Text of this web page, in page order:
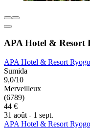
APA Hotel & Resort
APA Hotel & Resort
Sumida
9,0/10
Merveilleux
(6789)
44 €
31 août - 1 sept.
APA Hotel & Resort